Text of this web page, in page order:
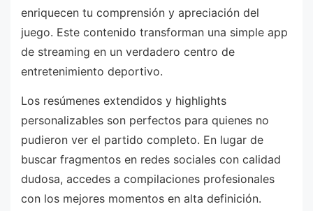
enriquecen tu comprensión y apreciación del
juego. Este contenido transforman una simple app
de streaming en un verdadero centro de
entretenimiento deportivo.
Los resúmenes extendidos y highlights
personalizables son perfectos para quienes no
pudieron ver el partido completo. En lugar de
buscar fragmentos en redes sociales con calidad
dudosa, accedes a compilaciones profesionales
con los mejores momentos en alta definición.